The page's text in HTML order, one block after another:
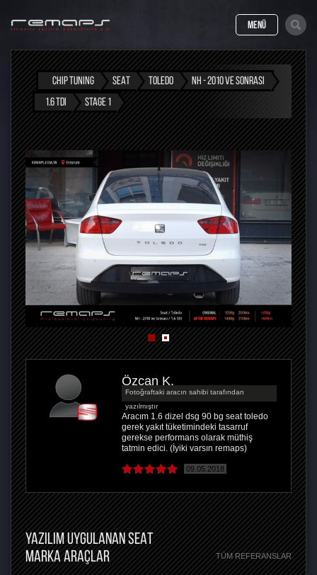
MENÜ
CHIP TUNING SEAT TOLEDO
NH - 2010 VE SONRASI
1.6 TDI
STAGE 1
Özcan K.
Fotoğraftaki aracın sahibi tarafından
yazılmıştır
Aracım 1.6 dizel dsg 90 bg seat toledo
gerek yakıt tüketimindeki tasarruf
gerekse performans olarak müthiş
tatmin edici. (İyiki varsın remaps)
09.05.2018
YAZILIM UYGULANAN SEAT
MARKA ARAÇLAR
TÜM REFERANSLAR